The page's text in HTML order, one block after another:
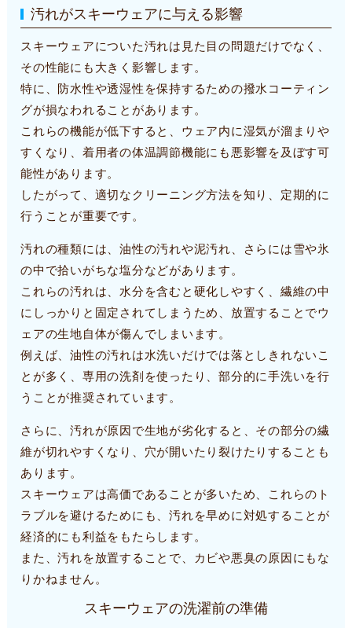
汚れがスキーウェアに与える影響
スキーウェアについた汚れは見た目の問題だけでなく、
その性能にも大きく影響します。
特に、防水性や透湿性を保持するための撥水コーティン
グが損なわれることがあります。
これらの機能が低下すると、ウェア内に湿気が溜まりや
すくなり、着用者の体温調節機能にも悪影響を及ぼす可
能性があります。
したがって、適切なクリーニング方法を知り、定期的に
行うことが重要です。
汚れの種類には、油性の汚れや泥汚れ、さらには雪や氷
の中で拾いがちな塩分などがあります。
これらの汚れは、水分を含むと硬化しやすく、繊維の中
にしっかりと固定されてしまうため、放置することでウ
ェアの生地自体が傷んでしまいます。
例えば、油性の汚れは水洗いだけでは落としきれないこ
とが多く、専用の洗剤を使ったり、部分的に手洗いを行
うことが推奨されています。
さらに、汚れが原因で生地が劣化すると、その部分の繊
維が切れやすくなり、穴が開いたり裂けたりすることも
あります。
スキーウェアは高価であることが多いため、これらのト
ラブルを避けるためにも、汚れを早めに対処することが
経済的にも利益をもたらします。
また、汚れを放置することで、カビや悪臭の原因にもな
りかねません。
スキーウェアの洗濯前の準備